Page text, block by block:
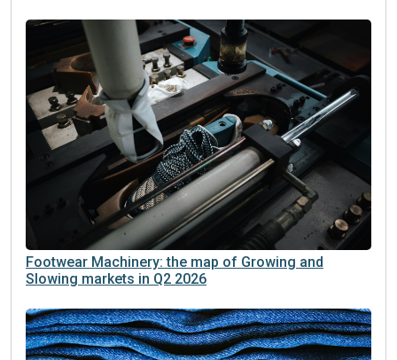
Footwear Machinery: the map of Growing and
Slowing markets in Q2 2026